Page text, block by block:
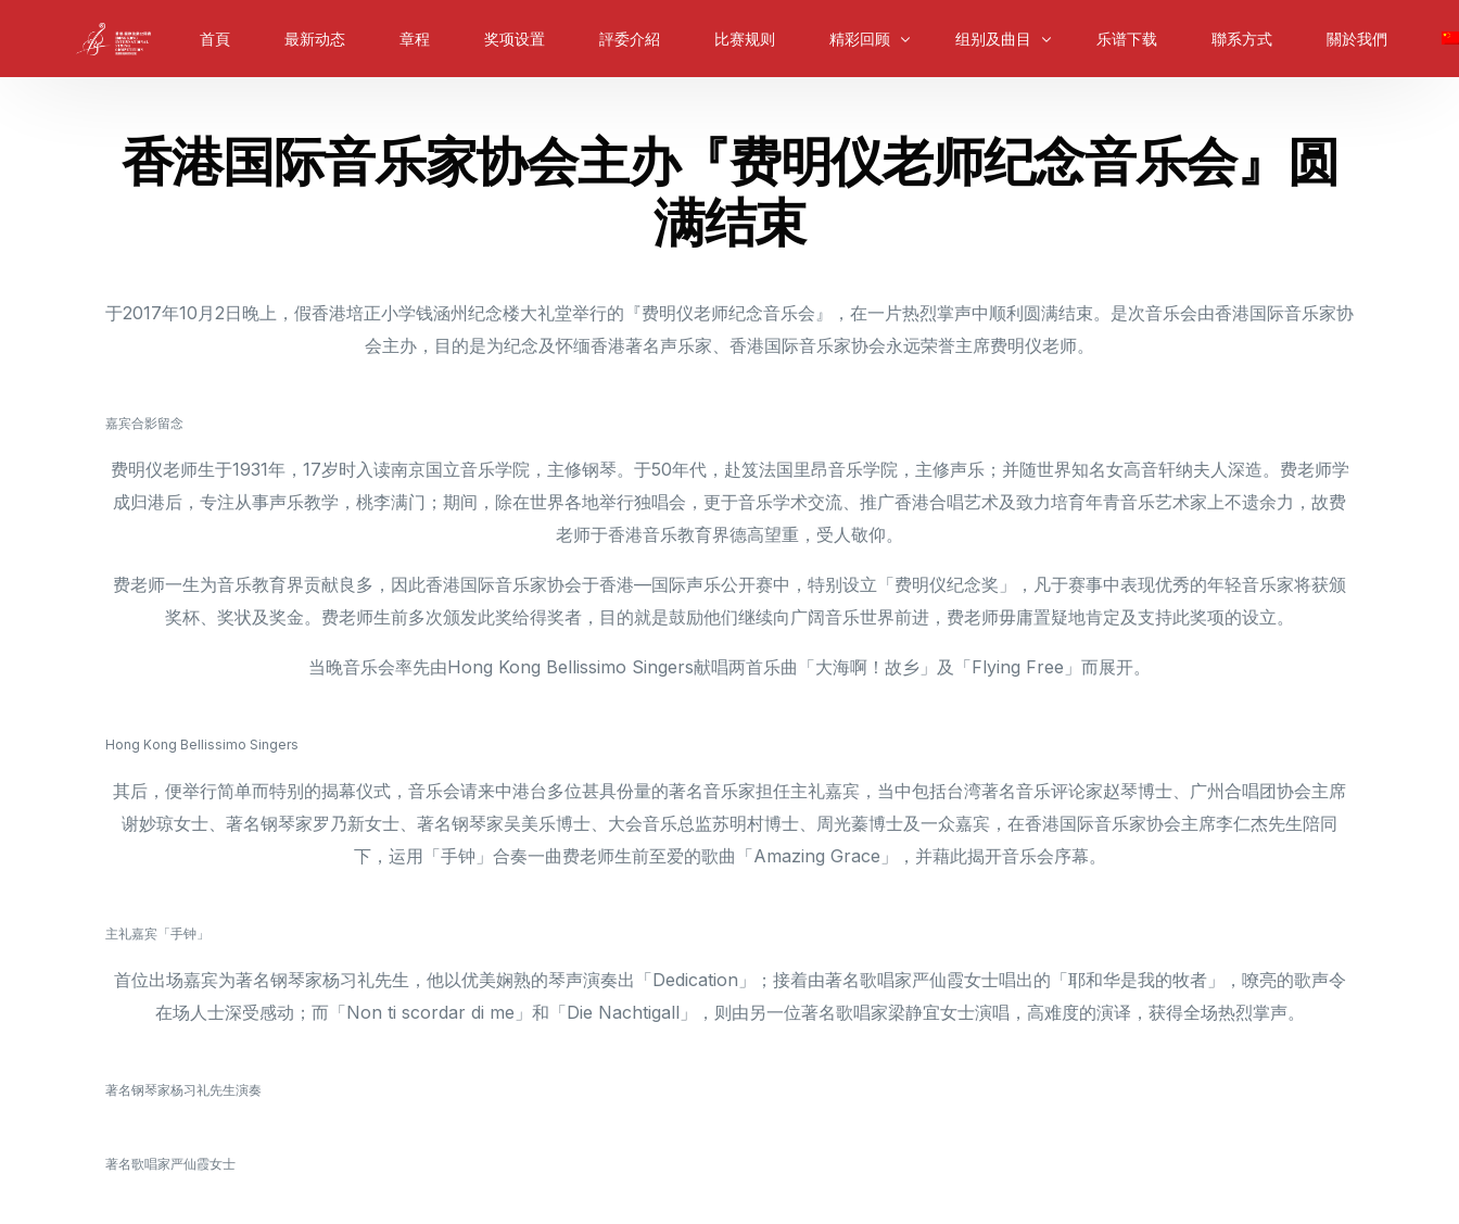
首頁 最新动态 章程 奖项设置 評委介紹 比赛规则 精彩回顾
大师课
往届回顾
组别及曲目
小提琴組別及曲目
中提琴組別及曲目
乐谱下载 聯系方式 關於我們
香港国际音乐家协会主办『费明仪老师纪念音乐会』圆
满结束
于2017年10月2日晚上，假香港培正小学钱涵州纪念楼大礼堂举行的『费明仪老师纪念音乐会』，在一片热烈掌声中顺利圆满结束。是次音乐会由香港国际音乐家协
会主办，目的是为纪念及怀缅香港著名声乐家、香港国际音乐家协会永远荣誉主席费明仪老师。
嘉宾合影留念
费明仪老师生于1931年，17岁时入读南京国立音乐学院，主修钢琴。于50年代，赴笈法国里昂音乐学院，主修声乐；并随世界知名女高音轩纳夫人深造。费老师学
成归港后，专注从事声乐教学，桃李满门；期间，除在世界各地举行独唱会，更于音乐学术交流、推广香港合唱艺术及致力培育年青音乐艺术家上不遗余力，故费
老师于香港音乐教育界德高望重，受人敬仰。
费老师一生为音乐教育界贡献良多，因此香港国际音乐家协会于香港—国际声乐公开赛中，特别设立「费明仪纪念奖」，凡于赛事中表现优秀的年轻音乐家将获颁
奖杯、奖状及奖金。费老师生前多次颁发此奖给得奖者，目的就是鼓励他们继续向广阔音乐世界前进，费老师毋庸置疑地肯定及支持此奖项的设立。
当晚音乐会率先由Hong Kong Bellissimo Singers献唱两首乐曲「大海啊！故乡」及「Flying Free」而展开。
Hong Kong Bellissimo Singers
其后，便举行简单而特别的揭幕仪式，音乐会请来中港台多位甚具份量的著名音乐家担任主礼嘉宾，当中包括台湾著名音乐评论家赵琴博士、广州合唱团协会主席
谢妙琼女士、著名钢琴家罗乃新女士、著名钢琴家吴美乐博士、大会音乐总监苏明村博士、周光蓁博士及一众嘉宾，在香港国际音乐家协会主席李仁杰先生陪同
下，运用「手钟」合奏一曲费老师生前至爱的歌曲「Amazing Grace」，并藉此揭开音乐会序幕。
主礼嘉宾「手钟」
首位出场嘉宾为著名钢琴家杨习礼先生，他以优美娴熟的琴声演奏出「Dedication」；接着由著名歌唱家严仙霞女士唱出的「耶和华是我的牧者」，嘹亮的歌声令
在场人士深受感动；而「Non ti scordar di me」和「Die Nachtigall」，则由另一位著名歌唱家梁静宜女士演唱，高难度的演译，获得全场热烈掌声。
著名钢琴家杨习礼先生演奏
著名歌唱家严仙霞女士